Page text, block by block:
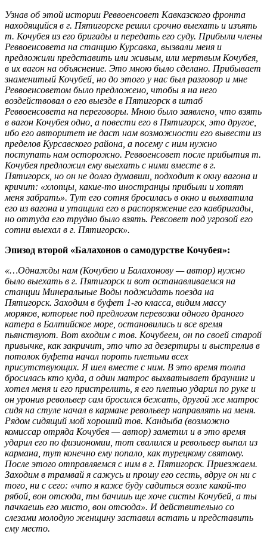
Узнав об этой истории Реввоенсовет Кавказского фронта
находящийся в г. Пятигорске решил срочно выехать и изъять
т. Кочубея из его бригады и передать его суду. Прибыли члены
Реввоенсовета на станцию Курсавка, вызвали меня и
предложили представить или живым, или мертвым Кочубея,
в их вагон на объяснение. Это мною было сделано. Прибывает
знаменитый Кочубей, но до этого у нас был разговор и мне
Реввоенсоветом было предложено, чтобы я на него
воздействовал о его выезде в Пятигорск в штаб
Реввоенсовета на переговоры. Мною было заявлено, что взять
в вагон Кочубея одно, а повести его в Пятигорск, это другое,
ибо его авторитет не даст нам возможности его вывести из
пределов Курсавского района, а посему с ним нужно
поступать нам осторожно. Реввоенсовет после прибытия т.
Кочубея предложил ему выехать с ними вместе в г.
Пятигорск, но он не долго думавши, подходит к окну вагона и
кричит: «хлопцы, какие-то иностранцы прибыли и хотят
меня забрать». Тут его сотня бросилась в окно и выхватила
его из вагона и утащила его в распоряжение его кавбригады,
но оттуда его трудно было взять. Ревсовет под угрозой его
сотни выехал в г. Пятигорск».
Эпизод второй «Балахонов о самодурстве Кочубея»:
«…Однажды нам (Кочубею и Балахонову — автор) нужно
было выехать в г. Пятигорск и вот останавливаемся на
станции Минеральные Воды поджидать поезда на
Пятигорск. Заходим в буфет 1-го класса, видим массу
моряков, которые под предлогом перевозки одного драного
катера в Балтийское море, остановились и все время
пьянствуют. Вот входим с тов. Кочубеем, он по своей старой
привычке, как закричит, это что за дезертиры и выстрелив в
потолок буфета начал пороть плетьми всех
присутствующих. Я шел вместе с ним. В это время толпа
бросилась кто куда, а один матрос выхватывает браунинг и
хотел меня и его пристрелить, я его плетью ударил по руке и
он уронив револьвер сам бросился бежать, другой же матрос
сидя на стуле начал в кармане револьвер направлять на меня.
Рядом сидящий мой хороший тов. Кандыба (возможно
комиссар отряда Кочубея — автор) заметил и в это время
ударил его по физиономии, тот свалился и револьвер выпал из
кармана, тут конечно ему попало, как турецкому святому.
После этого отправляемся с ним в г. Пятигорск. Приезжаем.
Заходим в трамвай я сажусь и прошу его сесть, вдруг он ни с
того, ни с сего: «что я каже буду садиться возле какой-то
рябой, вон отсюда, ты бачишь ще хоче систы Кочубей, а ты
пачкаешь его мисто, вон отсюда». И действительно со
слезами молодую женщину заставил встать и представить
ему место.